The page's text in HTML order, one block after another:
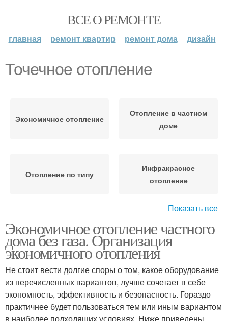
ВСЕ О РЕМОНТЕ
главная ремонт квартир ремонт дома дизайн
Точечное отопление
Экономичное отопление
Отопление в частном
доме
Отопление по типу
Инфракрасное
отопление
Электро отопления Отопление с помощью
Показать все
Экономичное отопление частного
дома без газа. Организация
экономичного отопления
Не стоит вести долгие споры о том, какое оборудование
из перечисленных вариантов, лучше сочетает в себе
экономность, эффективность и безопасность. Гораздо
практичнее будет пользоваться тем или иным вариантом